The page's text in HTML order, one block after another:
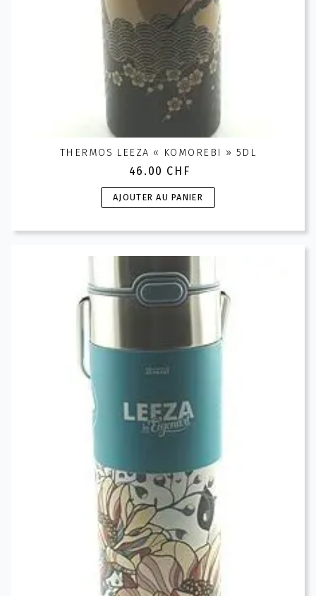
THERMOS LEEZA « KOMOREBI » 5DL
46.00 CHF
AJOUTER AU PANIER